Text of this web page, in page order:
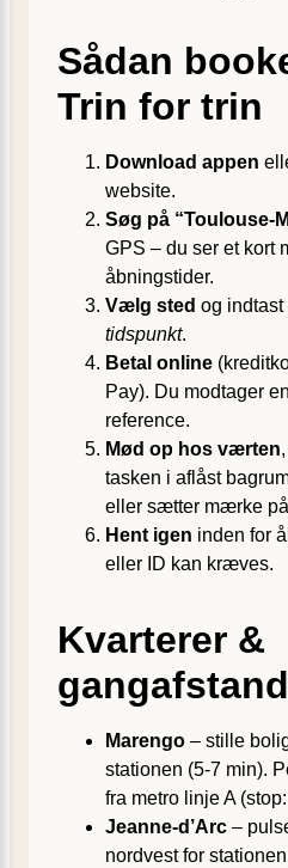
Sådan
Trin for trin
Download appen
website.
Søg på “Toulouse-
GPS – du ser et kort
åbningstider.
Vælg sted og indtast
tidspunkt.
Betal online
Pay). Du modtager
reference.
Mød op hos værten
tasken i aflåst
eller sætter mærke
Hent igen inden for
eller ID kan kræves.
Kvarterer &
Marengo – stille
stationen (5-7 min).
fra metro linje A
Jeanne-d’Arc –
nordvest for